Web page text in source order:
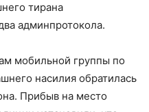
тирана
админпротокола.
мобильной группы по
насилия обратилась
Прибыв на место